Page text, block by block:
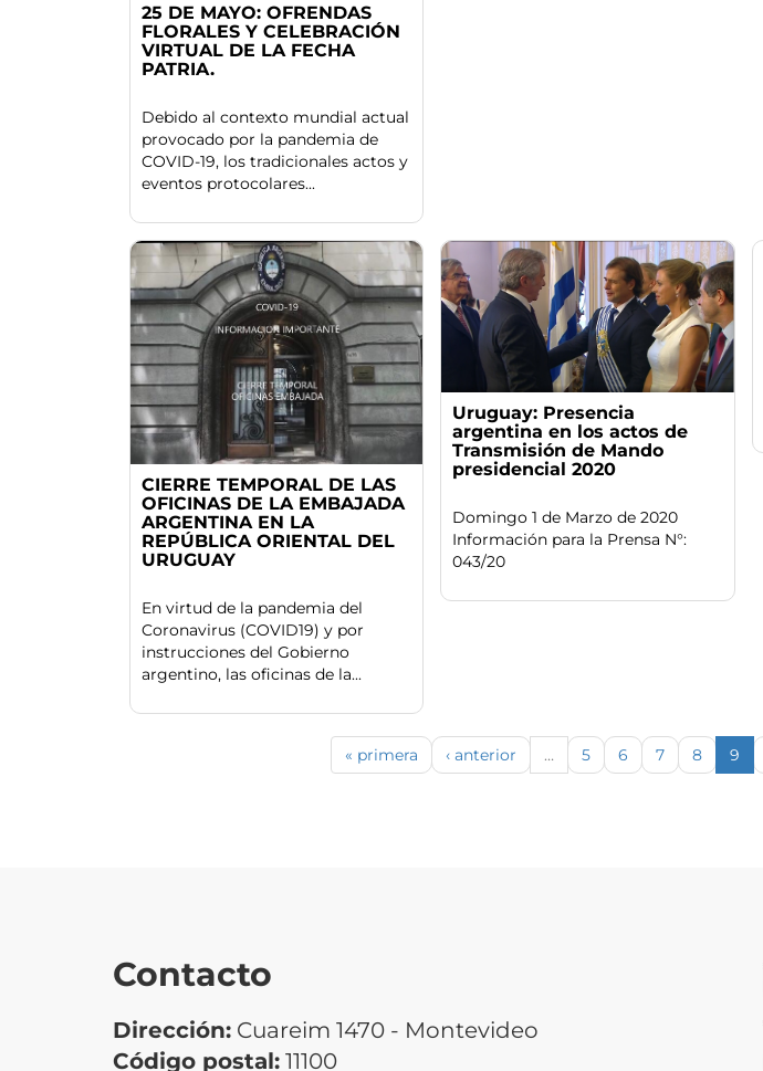
25 DE MAYO: OFRENDAS
FLORALES Y CELEBRACIÓN
VIRTUAL DE LA FECHA
PATRIA.
Debido al contexto mundial actual
provocado por la pandemia de
COVID-19, los tradicionales actos y
eventos protocolares...
CIERRE TEMPORAL DE LAS
OFICINAS DE LA EMBAJADA
ARGENTINA EN LA
REPÚBLICA ORIENTAL DEL
URUGUAY
En virtud de la pandemia del
Coronavirus (COVID19) y por
instrucciones del Gobierno
argentino, las oficinas de la...
Uruguay: Presencia
argentina en los actos de
Transmisión de Mando
presidencial 2020
Domingo 1 de Marzo de 2020
Información para la Prensa N°:
043/20
« primera ‹ anterior … 5 6 7 8 9
Contacto
Dirección: Cuareim 1470 - Montevideo
Código postal: 11100